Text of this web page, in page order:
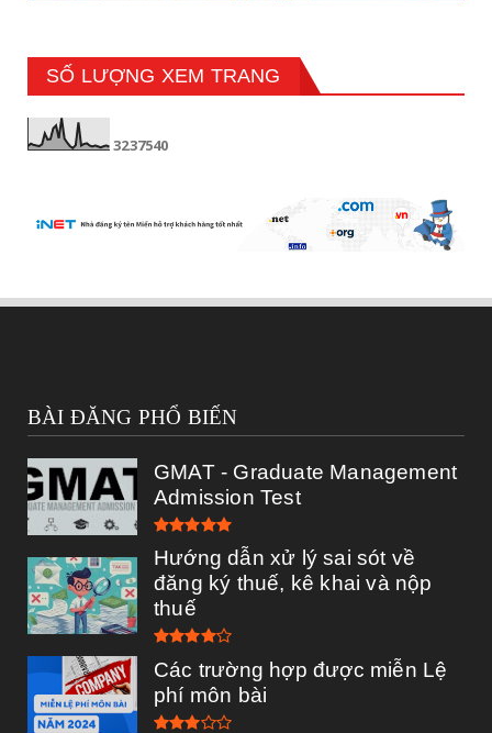
SỐ LƯỢNG XEM TRANG
3237540
BÀI ĐĂNG PHỔ BIẾN
GMAT - Graduate Management
Admission Test
Hướng dẫn xử lý sai sót về
đăng ký thuế, kê khai và nộp
thuế
Các trường hợp được miễn Lệ
phí môn bài